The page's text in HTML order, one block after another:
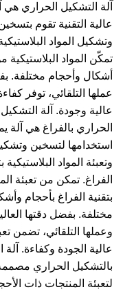
آلة التشكيل الحراري هي
عالية التقنية تقوم
وتشكيل المواد
تمكّن المواد البلاستيكية
أشكال وأحجام مختلفة.
عملها التلقائي، توفر
عالية وجودة. آلة التشكيل
الحراري بالفراغ هي آلة
استخدامها لتسخين
وتعبئة المواد البلاستيكية
الفراغ. تمكن من تعبئة
بتقنية الفراغ بأحجام
مختلفة. بفضل دقتها
وعملها التلقائي، تضمن
عالية الجودة وكفاءة. آلة
بالتشكيل الحراري
لتعبئة المنتجات ذات